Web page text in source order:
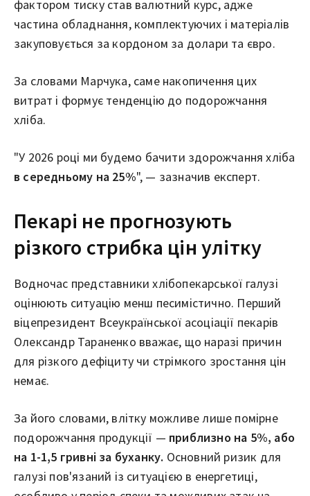
фактором тиску став валютний курс, адже
частина обладнання, комплектуючих і матеріалів
закуповується за кордоном за долари та євро.
За словами Марчука, саме накопичення цих
витрат і формує тенденцію до подорожчання
хліба.
"У 2026 році ми будемо бачити здорожчання хліба
в середньому на 25%", — зазначив експерт.
Пекарі не прогнозують
різкого стрибка цін улітку
Водночас представники хлібопекарської галузі
оцінюють ситуацію менш песимістично. Перший
віцепрезидент Всеукраїнської асоціації пекарів
Олександр Тараненко вважає, що наразі причин
для різкого дефіциту чи стрімкого зростання цін
немає.
За його словами, влітку можливе лише помірне
подорожчання продукції — приблизно на 5%, або
на 1-1,5 гривні за буханку. Основний ризик для
галузі пов'язаний із ситуацією в енергетиці,